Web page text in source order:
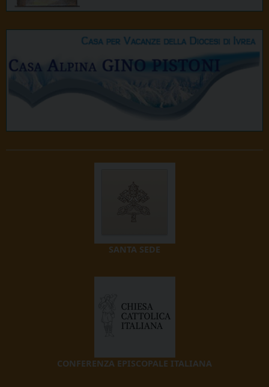
SANTA SEDE
CONFERENZA EPISCOPALE ITALIANA